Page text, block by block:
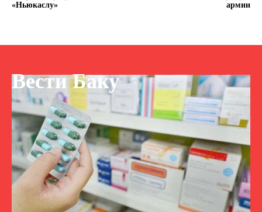
«Ньюкаслу»
армии
Вести Баку